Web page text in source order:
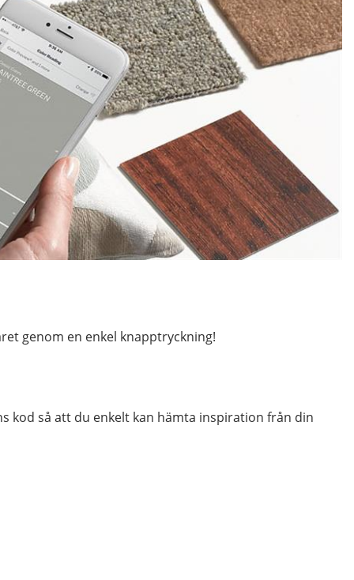
genom en enkel knapptryckning!
kod så att du enkelt kan hämta inspiration från din